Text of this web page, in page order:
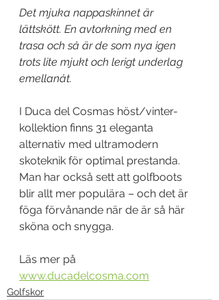
Det mjuka nappaskinnet är
lättskött. En avtorkning med en
trasa och så är de som nya igen
trots lite mjukt och lerigt underlag
emellanåt.
I Duca del Cosmas höst/vinter-
kollektion finns 31 eleganta
alternativ med ultramodern
skoteknik för optimal prestanda.
Man har också sett att golfboots
blir allt mer populära – och det är
föga förvånande när de är så här
sköna och snygga.
Läs mer på
www.ducadelcosma.com
Golfskor